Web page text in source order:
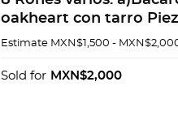
oakheart con tarro
b)appleton Estate Extra
centenari...
Estimate MXN$1,500 -
Sold for MXN$2,000